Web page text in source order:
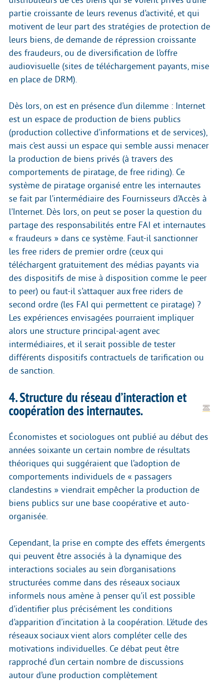
partie croissante de leurs revenus d’activité, et qui
motivent de leur part des stratégies de protection de
leurs biens, de demande de répression croissante
des fraudeurs, ou de diversification de l’offre
audiovisuelle (sites de téléchargement payants, mise
en place de DRM).
Dès lors, on est en présence d’un dilemme : Internet
est un espace de production de biens publics
(production collective d’informations et de services),
mais c’est aussi un espace qui semble aussi menacer
la production de biens privés (à travers des
comportements de piratage, de free riding). Ce
système de piratage organisé entre les internautes
se fait par l’intermédiaire des Fournisseurs d’Accès à
l’Internet. Dès lors, on peut se poser la question du
partage des responsabilités entre FAI et internautes
« fraudeurs » dans ce système. Faut-il sanctionner
les free riders de premier ordre (ceux qui
téléchargent gratuitement des médias payants via
des dispositifs de mise à disposition comme le peer
to peer) ou faut-il s’attaquer aux free riders de
second ordre (les FAI qui permettent ce piratage) ?
Les expériences envisagées pourraient impliquer
alors une structure principal-agent avec
intermédiaires, et il serait possible de tester
différents dispositifs contractuels de tarification ou
de sanction.
4. Structure du réseau d’interaction et
coopération des internautes.
Économistes et sociologues ont publié au début des
années soixante un certain nombre de résultats
théoriques qui suggéraient que l’adoption de
comportements individuels de « passagers
clandestins » viendrait empêcher la production de
biens publics sur une base coopérative et auto-
organisée.
Cependant, la prise en compte des effets émergents
qui peuvent être associés à la dynamique des
interactions sociales au sein d’organisations
structurées comme dans des réseaux sociaux
informels nous amène à penser qu’il est possible
d’identifier plus précisément les conditions
d’apparition d’incitation à la coopération. L’étude des
réseaux sociaux vient alors compléter celle des
motivations individuelles. Ce débat peut être
rapproché d’un certain nombre de discussions
autour d’une production complètement